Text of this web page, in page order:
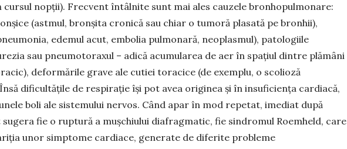
cursul nopții). Frecvent întâlnite sunt mai ales cauzele bronhopulmonare:
(astmul, bronșita cronică sau chiar o tumoră plasată pe bronhii),
edemul acut, embolia pulmonară, neo­plasmul), patologiile
sau pneumotoraxul – adică acumularea de aer în spa­țiul dintre plămâni
defor­mă­rile grave ale cutiei toracice (de exemplu, o sco­lioză
dificultățile de respirație își pot avea originea și în insuficiența cardiacă,
boli ale sistemului nervos. Când apar în mod repetat, imediat după
sugera fie o ruptură a mușchiului dia­fragmatic, fie sindromul Roemheld, care
unor simptome cardiace, generate de diferite probleme